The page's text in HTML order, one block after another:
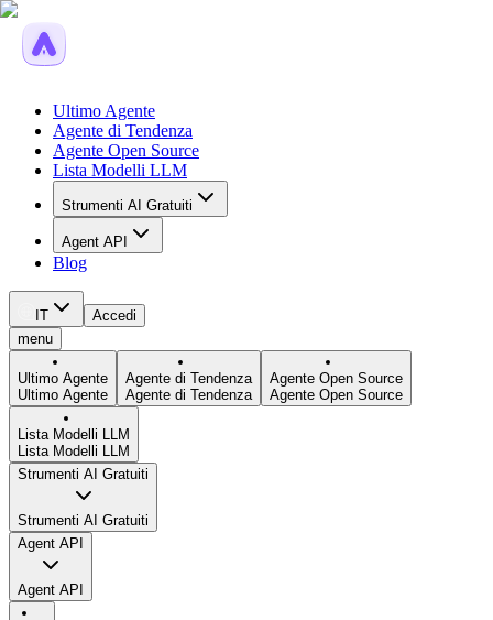
Ultimo Agente
Agente di Tendenza
Agente Open Source
Lista Modelli LLM
Strumenti AI Gratuiti
Agent API
Blog
IT
Accedi
menu
Ultimo Agente
Ultimo Agente
Agente di Tendenza
Agente di Tendenza
Agente Open Source
Agente Open Source
Lista Modelli LLM
Lista Modelli LLM
Strumenti AI Gratuiti
Strumenti AI Gratuiti
Agent API
Agent API